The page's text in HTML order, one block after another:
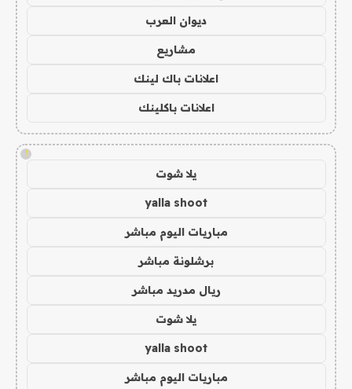
ديوان العرب
مشاريع
اعلانات باك لينك
اعلانات باكلينك
!
يلا شوت
yalla shoot
مباريات اليوم مباشر
برشلونة مباشر
ريال مدريد مباشر
يلا شوت
yalla shoot
مباريات اليوم مباشر